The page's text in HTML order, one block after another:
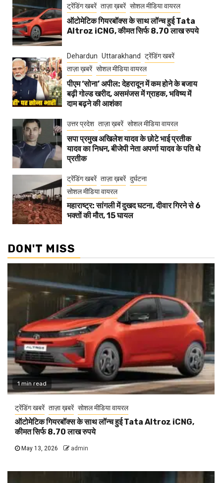
ट्रेंडिंग खबरें ताज़ा ख़बरें सोशल मीडिया वायरल
ऑटोमेटिक गियरबॉक्स के साथ लॉन्च हुई Tata
Altroz iCNG, कीमत सिर्फ 8.70 लाख रुपये
Dehardun Uttarakhand
ट्रेंडिंग खबरें
ताज़ा ख़बरें सोशल मीडिया वायरल
पीएम ‘सोना’ अपील: देहरादून में कम होने के बजाय
बढ़ी गोल्ड खरीद, असमंजस में ग्राहक, भविष्य में
दाम बढ़ने की आशंका
उत्तर प्रदेश ताज़ा ख़बरें सोशल मीडिया वायरल
सपा प्रमुख अखिलेश यादव के छोटे भाई प्रतीक
यादव का निधन, बीजेपी नेता अपर्णा यादव के पति थे
प्रतीक
ट्रेंडिंग खबरें ताज़ा ख़बरें दुर्घटना
सोशल मीडिया वायरल
महाराष्ट्र: सांगली में दुखद घटना, दीवार गिरने से 6
भक्तों की मौत, 15 घायल
DON'T MISS
1 min read
ट्रेंडिंग खबरें ताज़ा ख़बरें सोशल मीडिया वायरल
ऑटोमेटिक गियरबॉक्स के साथ लॉन्च हुई Tata Altroz iCNG,
कीमत सिर्फ 8.70 लाख रुपये
May 13, 2026 admin